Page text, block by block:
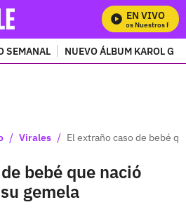
EN VIVO
Mira Todos Nuestros
SEMANAL NUEVO ÁLBUM KAROL G
/ Virales / El extraño caso de bebé
bebé que nació
gemela